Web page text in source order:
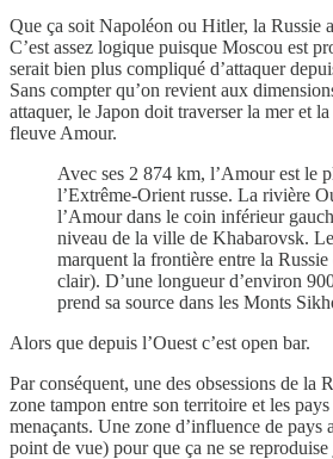
Que ça soit Napoléon ou Hitler, la Russie
C’est assez logique puisque Moscou est
serait bien plus compliqué d’attaquer
Sans compter qu’on revient aux
attaquer, le Japon doit traverser la mer et
fleuve Amour.
Avec ses 2 874 km, l’Amour est le
l’Extrême-Orient russe. La rivière
l’Amour dans le coin inférieur
niveau de la ville de Khabarovsk.
marquent la frontière entre la
clair). D’une longueur d’environ
prend sa source dans les Monts
Alors que depuis l’Ouest c’est open bar.
Par conséquent, une des obsessions de la
zone tampon entre son territoire et les
menaçants. Une zone d’influence de pays
point de vue) pour que ça ne se reproduise